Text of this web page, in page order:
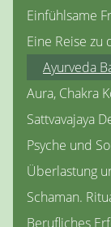
Einfühlsame
Eine Reise
Ayurveda
Aura, Chakra
Sattvavajaya
Psyche und
Überlastung
Schaman.
Berufliches